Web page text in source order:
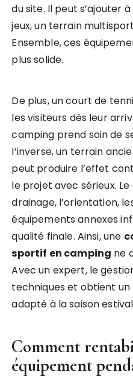
du site. Il peut s’ajouter
jeux, un terrain
Ensemble, ces
plus solide.
De plus, un court de
les visiteurs dès leur
camping prend soin de
l’inverse, un terrain
peut produire l’effet
le projet avec sérieux.
drainage, l’orientation,
équipements annexes
qualité finale. Ainsi, une
sportif en camping ne
Avec un expert, le
techniques et obtient
adapté à la saison
Comment
équipement